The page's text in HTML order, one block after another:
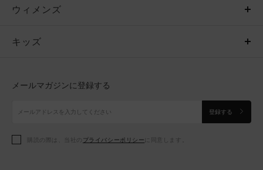
ウィメンズ
キッズ
アクセサリー
トップス
ボトムス
アクセサリー
ウィメンズ
トップス
シューズ
アクセサリー
キッズ
シューズ
メールマガジンに登録する
登録する
購読の際は、当社の プライバシーポリシー に同意します。